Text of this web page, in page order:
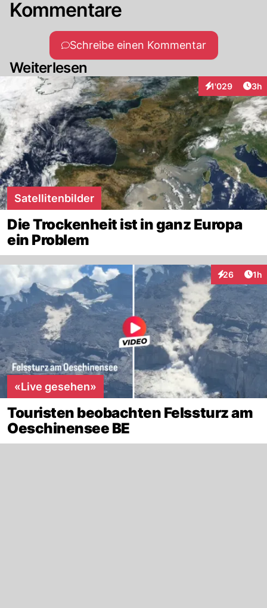
Kommentare
Schreibe einen Kommentar
Weiterlesen
1'029
Interaktionen3h
Satellitenbilder
Die Trockenheit ist in ganz Europa
ein Problem
26
Interaktionen
1h
«Live gesehen»
Touristen beobachten Felssturz am
Oeschinensee BE